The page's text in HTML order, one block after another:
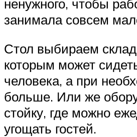
ненужного, чтобы
занимала совсем
Стол выбираем
которым может
человека, а при
больше. Или же
стойку, где можно
угощать гостей.